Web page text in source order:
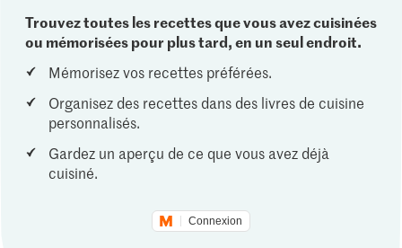
Trouvez toutes les recettes que vous avez cuisinées
ou mémorisées pour plus tard, en un seul endroit.
Mémorisez vos recettes préférées.
Organisez des recettes dans des livres de cuisine
personnalisés.
Gardez un aperçu de ce que vous avez déjà
cuisiné.
Connexion